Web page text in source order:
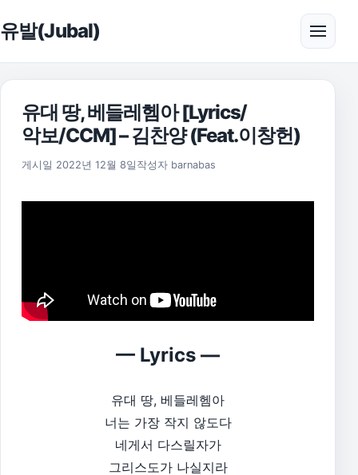
유발(Jubal) 메뉴
유대 땅, 베들레헴아 [Lyrics/
악보/CCM] – 김찬양 (Feat.이창헌)
게시일 2022년 12월 8일 2025년 11월 17일
작성자 barnabas
— Lyrics —
유대 땅, 베들레헴아
너는 가장 작지 않도다
네게서 다스릴자가
그리스도가 나실지라